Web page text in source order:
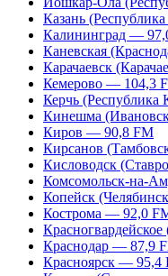
Казань
Калининград —
Каневская
Карачаевск
Кемерово — 104,3
Керчь
Кинешма
Киров — 90,8 FM
Кирсанов
Кисловодск
Комсомольск-на-
Копейск
Кострома — 92,0
Краснодар — 87,9
Красноярск — 95,4